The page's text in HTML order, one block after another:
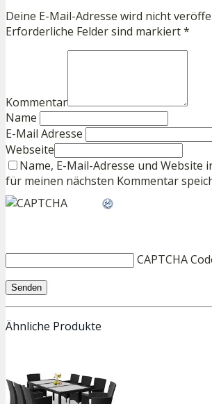
Deine E-Mail-Adresse wird nicht
Erforderliche Felder sind markiert *
Kommentar
Name
E-Mail Adresse
Webseite
Name, E-Mail-Adresse und Website
für meinen nächsten Kommentar
CAPTCHA
Ähnliche Produkte